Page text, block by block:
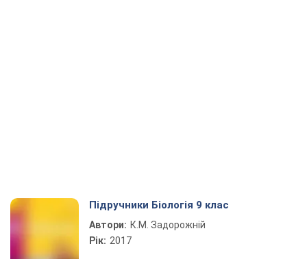
Підручники Біологія 9 клас
Автори: К.М. Задорожній
Рік: 2017